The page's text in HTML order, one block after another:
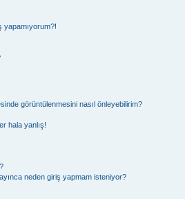
yapamıyorum?!
görüntülenmesini nasıl önleyebilirim?
hala yanlış!
neden giriş yapmam isteniyor?